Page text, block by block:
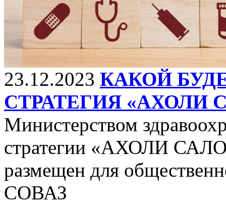
23.12.2023 КАКОЙ
СТРАТЕГИЯ «АХОЛИ
Министерством
стратегии «АХОЛИ
размещен для
СОВАЗ